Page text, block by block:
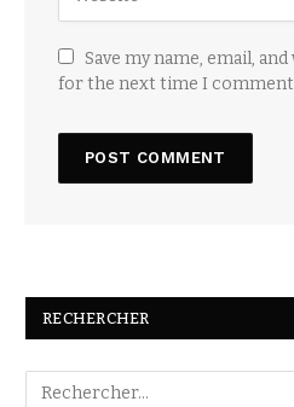
Save my name, email,
for the next time I
RECHERCHER